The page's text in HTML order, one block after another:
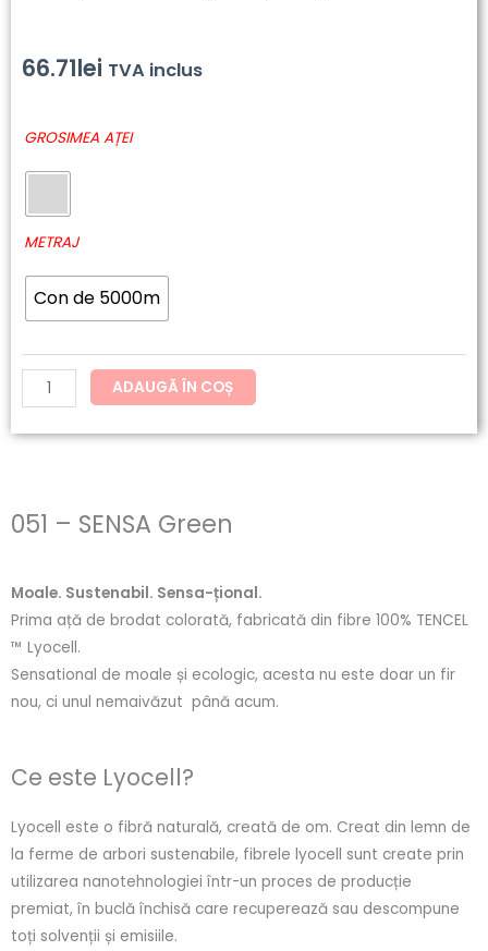
66.71lei TVA inclus
GROSIMEA AȚEI
METRAJ
Con de 5000m
Cantitate
SENSA
Green
ADAUGĂ ÎN COȘ
051 – SENSA Green
Moale. Sustenabil. Sensa-țional.
Prima ață de brodat colorată, fabricată din fibre 100% TENCEL
™ Lyocell.
Sensational de moale și ecologic, acesta nu este doar un fir
nou, ci unul nemaivăzut până acum.
Ce este Lyocell?
Lyocell este o fibră naturală, creată de om. Creat din lemn de
la ferme de arbori sustenabile, fibrele lyocell sunt create prin
utilizarea nanotehnologiei într-un proces de producție
premiat, în buclă închisă care recuperează sau descompune
toți solvenții și emisiile.